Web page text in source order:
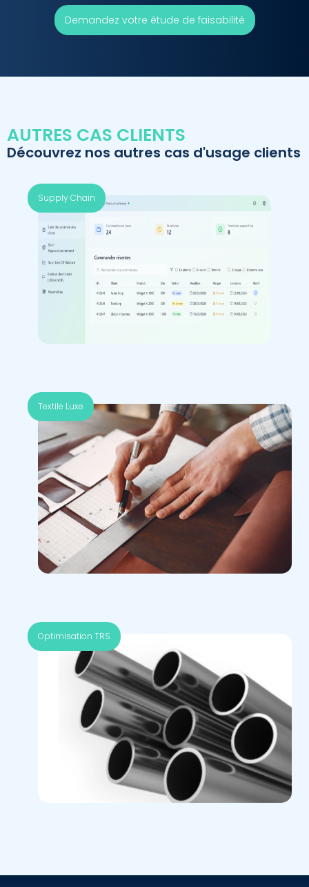
Demandez votre étude de faisabilité
AUTRES CAS CLIENTS
Découvrez nos autres cas d'usage clients
Supply Chain
Textile Luxe
Optimisation TRS